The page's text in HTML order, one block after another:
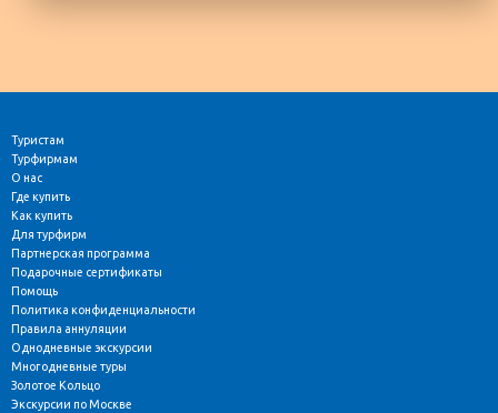
Туристам
Турфирмам
О нас
Где купить
Как купить
Для турфирм
Партнерская программа
Подарочные сертификаты
Помощь
Политика конфиденциальности
Правила аннуляции
Однодневные экскурсии
Многодневные туры
Золотое Кольцо
Экскурсии по Москве